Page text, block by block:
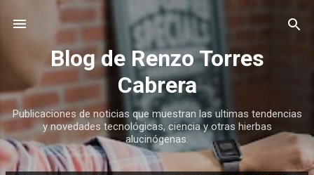
Ir al contenido principal
Blog de Renzo Torres
Cabrera
Publicaciones de noticias que muestran las ultimas tendencias
y novedades tecnológicas, ciencia y otras hierbas
alucinógenas.